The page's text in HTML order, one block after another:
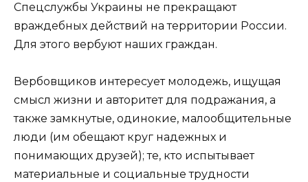
Спецслужбы Украины не прекращают
враждебных действий на территории России.
Для этого вербуют наших граждан.
Вербовщиков интересует молодежь, ищущая
смысл жизни и авторитет для подражания, а
также замкнутые, одинокие, малообщительные
люди (им обещают круг надежных и
понимающих друзей); те, кто испытывает
материальные и социальные трудности